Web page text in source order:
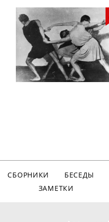
СБОРНИКИ БЕСЕДЫ
ЗАМЕТКИ